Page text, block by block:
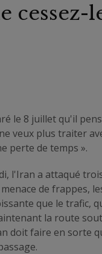
cessez-
le 8 juillet qu'il
veux plus traiter
perte de temps ».
l'Iran a attaqué
de frappes,
que le trafic,
la route
doit faire en sorte